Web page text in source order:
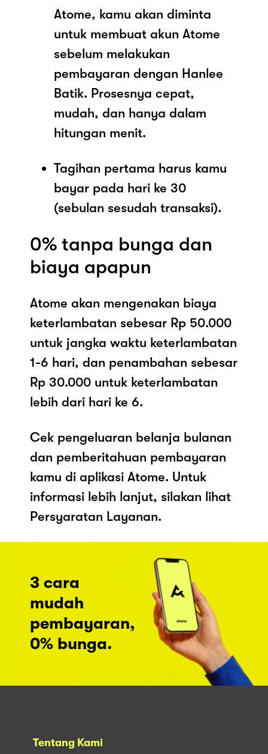
Atome, kamu akan diminta
untuk membuat akun Atome
sebelum melakukan
pembayaran dengan Hanlee
Batik. Prosesnya cepat,
mudah, dan hanya dalam
hitungan menit.
Tagihan pertama harus kamu
bayar pada hari ke 30
(sebulan sesudah transaksi).
0% tanpa bunga dan
biaya apapun
Atome akan mengenakan biaya
keterlambatan sebesar Rp 50.000
untuk jangka waktu keterlambatan
1-6 hari, dan penambahan sebesar
Rp 30.000 untuk keterlambatan
lebih dari hari ke 6.
Cek pengeluaran belanja bulanan
dan pemberitahuan pembayaran
kamu di aplikasi Atome. Untuk
informasi lebih lanjut, silakan lihat
Persyaratan Layanan.
3 cara
mudah
pembayaran,
0% bunga.
Tentang Kami